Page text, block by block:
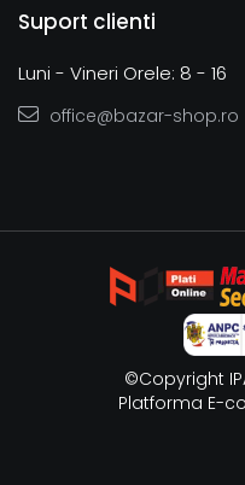
Suport clienti
Luni - Vineri Orele: 8 - 16
office@bazar-shop.ro
©Copyright
Platforma E-